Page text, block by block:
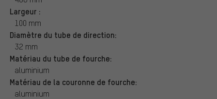
Largeur :
100 mm
Diamètre du tube de direction:
32 mm
Matériau du tube de fourche:
aluminium
Matériau de la couronne de fourche:
aluminium